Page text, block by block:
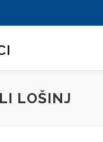
LOŠINJ